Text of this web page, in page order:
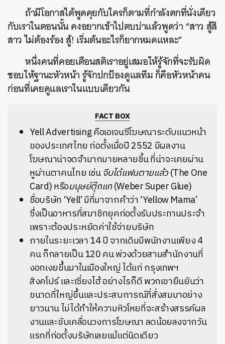
ถ้ามีโอกาสได้พูดคุยกับใครก็ตามที่กำลังตกที่นั่งเดียว
กับเราในตอนนั้น คงอยากเข้าไปตบบ่าแล้วพูดว่า “สาว สู้สิ
สาว ไม่ต้องร้อง สู้! เริ่มต้นอะไรก็ยากหมดแหละ”
หนึ่งคนที่คอยเตือนสติเราอยู่เสมอให้รู้จักที่จะรับผิด
ชอบให้ฐานะหัวหน้า รู้จักปกป้องดูแลทีม ก็คือหัวหน้าคน
ก่อนที่เคยดูแลเราในแบบเดียวกัน
FACT BOX
Yell Advertisingคือเอเจนซีโฆษณาระดับแนวหน้า
ของประเทศไทย ก่อตั้งเมื่อปี 2552 มีผลงาน
โฆษณาน่าจดจำมากมายหลายชิ้น ที่น่าจะเคยผ่าน
หูผ่านตาคนไทย เช่นจีบได้แฟนตายแล้ว(The One
Card) หรือมนุษย์ตุ๊กแก(Weber Super Glue)
ชื่อบริษัท ‘Yell’มีที่มาจากคำว่า ‘Yellow Mama’
ซึ่งเป็นอาหารที่สมาชิกยุคก่อตั้งรับประทานประจำ
เพราะต้องประหยัดค่าใช้จ่ายบริษัท
ภายในระยะเวลา 14 ปี จากเดิมมีพนักงานเพียง 4
คน ก็กลายเป็น 120 คน พ่วงด้วยสามสำนักงานที่
งอกเงยขึ้นมาในเมืองใหญ่ ได้แก่ กรุงเทพฯ
สิงคโปร์ และเซี่ยงไฮ้ อย่างไรก็ดี พวกเขายืนยันว่า
ขนาดที่ใหญ่ขึ้นและประสบการณ์ที่สั่งสมมาอย่าง
ยาวนาน ไม่ได้ทำให้ความหิวโหยที่จะสร้างสรรค์ผล
งานและขับเคลื่อนวงการโฆษณา ลดน้อยลงจากวัน
แรกที่ก่อตั้งบริษัทเลยแม้แต่นิดเดียว